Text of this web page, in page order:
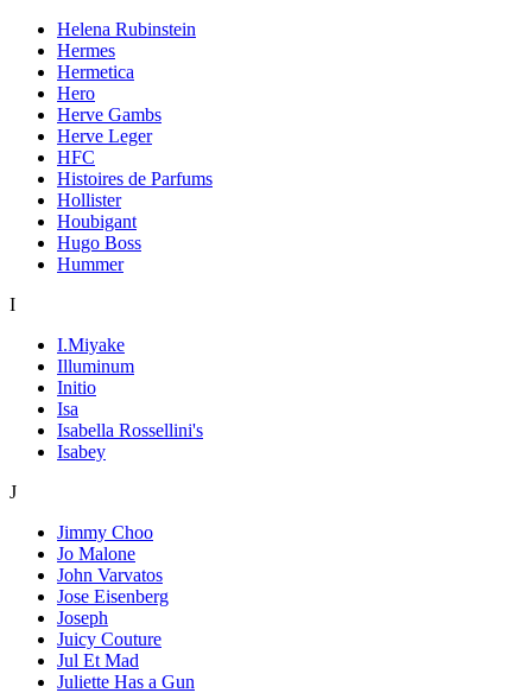
Helena Rubinstein
Hermes
Hermetica
Hero
Herve Gambs
Herve Leger
HFC
Histoires de Parfums
Hollister
Houbigant
Hugo Boss
Hummer
I
I.Miyake
Illuminum
Initio
Isa
Isabella Rossellini's
Isabey
J
Jimmy Choo
Jo Malone
John Varvatos
Jose Eisenberg
Joseph
Juicy Couture
Jul Et Mad
Juliette Has a Gun